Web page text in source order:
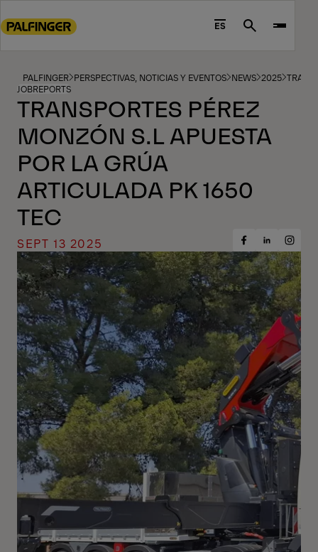
to
content
ES Search
PALFINGER PERSPECTIVAS, NOTICIAS Y EVENTOS NEWS 2025
JOBREPORTS
TRANSPORTES PÉREZ
MONZÓN S.L APUESTA
POR LA GRÚA
ARTICULADA PK 1650
TEC
SEPT 13 2025
Share
on
Facebook
Share
on
LinkedIn
Share
on